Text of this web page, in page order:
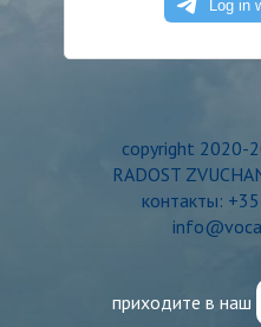
copyright 2020-
RADOST
контакты:
приходите в наш